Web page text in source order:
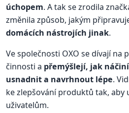
úchopem. A tak se zrodila
změnila způsob, jakým
domácích nástrojích jinak.
Ve společnosti OXO se dívají na
činnosti a přemýšlejí, jak
usnadnit a navrhnout lépe.
ke zlepšování produktů tak, aby
uživatelům.